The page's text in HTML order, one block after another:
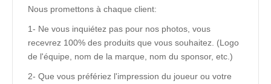
Nous promettons à chaque client:
1- Ne vous inquiétez pas pour nos photos, vous
recevrez 100% des produits que vous souhaitez. (Logo
de l'équipe, nom de la marque, nom du sponsor, etc.)
2- Que vous préfériez l'impression du joueur ou votre